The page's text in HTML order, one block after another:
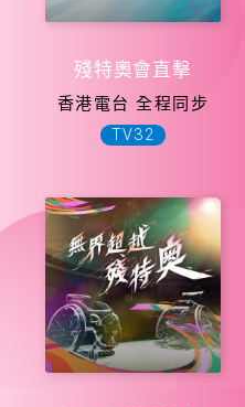
殘特奧會直擊
香港電台 全程同步
TV32